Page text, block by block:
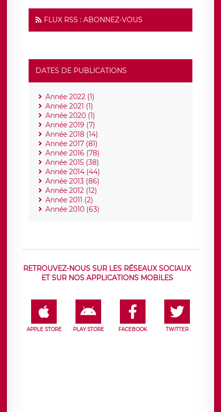
FLUX RSS : ABONNEZ-VOUS
DATES DE PUBLICATIONS
Année 2022 (1)
Année 2021 (1)
Année 2020 (1)
Année 2019 (7)
Année 2018 (14)
Année 2017 (81)
Année 2016 (78)
Année 2015 (38)
Année 2014 (44)
Année 2013 (86)
Année 2012 (12)
Année 2011 (2)
Année 2010 (63)
RETROUVEZ-NOUS SUR LES RÉSEAUX SOCIAUX
ET SUR NOS APPLICATIONS MOBILES
APPLE STORE PLAY STORE FACEBOOK TWITTER